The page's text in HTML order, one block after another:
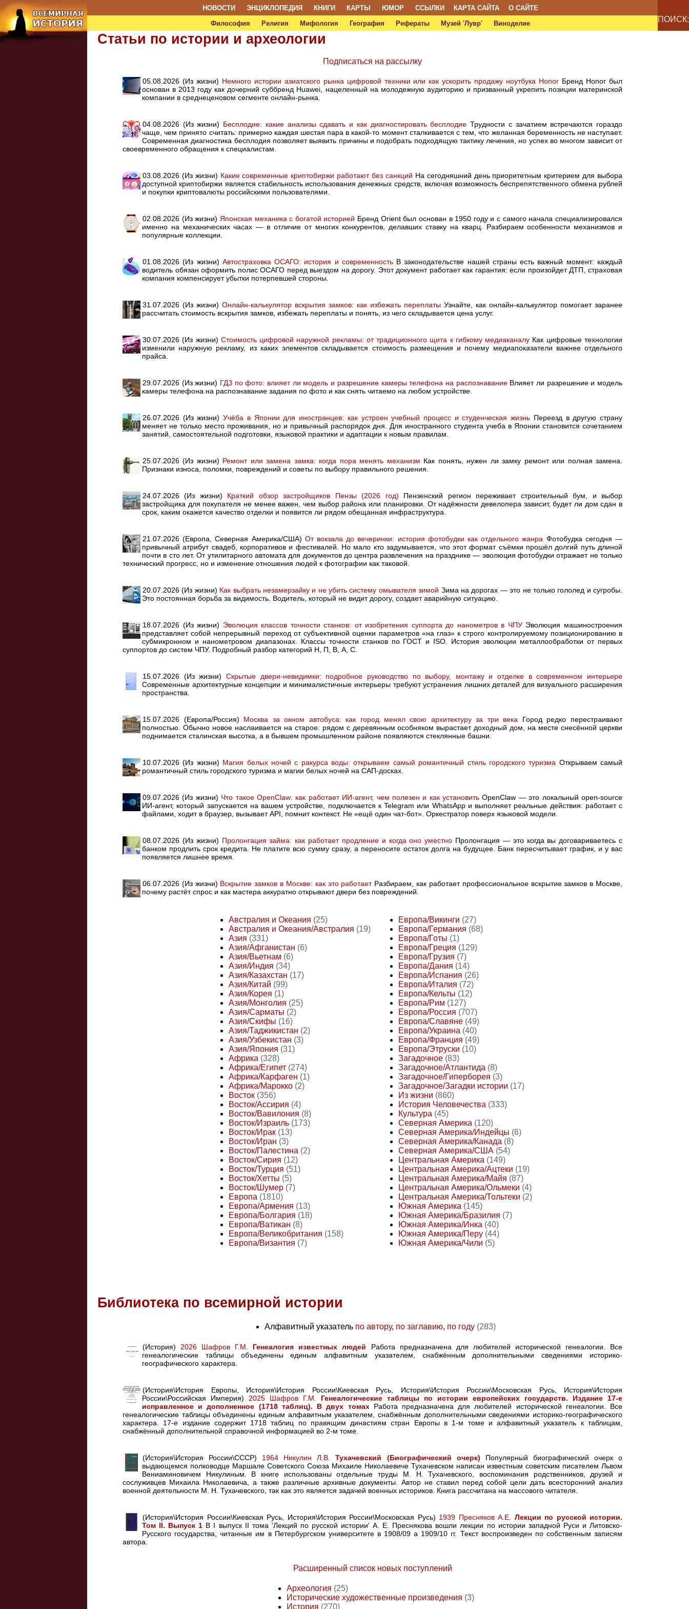
НОВОСТИ ЭНЦИКЛОПЕДИЯ КНИГИ КАРТЫ ЮМОР ССЫЛКИ КАРТА САЙТА
О САЙТЕ
Философия
Религия Мифология География Рефераты Музей 'Лувр' Виноделие ПОИСК:
Статьи по истории и археологии
Подписаться на рассылку
05.08.2026 (Из жизни) Немного истории азиатского рынка цифровой техники или как ускорить продажу ноутбука Honor Бренд Honor был
основан в 2013 году как дочерний суббренд Huawei, нацеленный на молодежную аудиторию и призванный укрепить позиции материнской
компании в среднеценовом сегменте онлайн-рынка.
04.08.2026 (Из жизни) Бесплодие: какие анализы сдавать и как диагностировать бесплодие Трудности с зачатием встречаются гораздо
чаще, чем принято считать: примерно каждая шестая пара в какой-то момент сталкивается с тем, что желанная беременность не наступает.
Современная диагностика бесплодия позволяет выявить причины и подобрать подходящую тактику лечения, но успех во многом зависит от
своевременного обращения к специалистам.
03.08.2026 (Из жизни) Какие современные криптобиржи работают без санкций На сегодняшний день приоритетным критерием для выбора
доступной криптобиржи является стабильность использования денежных средств, включая возможность беспрепятственного обмена рублей
и покупки криптовалюты российскими пользователями.
02.08.2026 (Из жизни) Японская механика с богатой историей Бренд Orient был основан в 1950 году и с самого начала специализировался
именно на механических часах — в отличие от многих конкурентов, делавших ставку на кварц. Разбираем особенности механизмов и
популярные коллекции.
01.08.2026 (Из жизни) Автостраховка ОСАГО: история и современностьВ законодательстве нашей страны есть важный момент: каждый
водитель обязан оформить полис ОСАГО перед выездом на дорогу. Этот документ работает как гарантия: если произойдет ДТП, страховая
компания компенсирует убытки потерпевшей стороны.
31.07.2026 (Из жизни) Онлайн-калькулятор вскрытия замков: как избежать переплаты Узнайте, как онлайн-калькулятор помогает заранее
рассчитать стоимость вскрытия замков, избежать переплаты и понять, из чего складывается цена услуг.
30.07.2026 (Из жизни) Стоимость цифровой наружной рекламы: от традиционного щита к гибкому медиаканалу Как цифровые технологии
изменили наружную рекламу, из каких элементов складывается стоимость размещения и почему медиапоказатели важнее отдельного
прайса.
29.07.2026 (Из жизни) ГДЗ по фото: влияет ли модель и разрешение камеры телефона на распознаваниеВлияет ли разрешение и модель
камеры телефона на распознавание задания по фото и как снять читаемо на любом устройстве.
26.07.2026 (Из жизни)Учёба в Японии для иностранцев: как устроен учебный процесс и студенческая жизнь Переезд в другую страну
меняет не только место проживания, но и привычный распорядок дня. Для иностранного студента учеба в Японии становится сочетанием
занятий, самостоятельной подготовки, языковой практики и адаптации к новым правилам.
25.07.2026 (Из жизни) Ремонт или замена замка: когда пора менять механизм Как понять, нужен ли замку ремонт или полная замена.
Признаки износа, поломки, повреждений и советы по выбору правильного решения.
24.07.2026 (Из жизни) Краткий обзор застройщиков Пензы (2026 год) Пензенский регион переживает строительный бум, и выбор
застройщика для покупателя не менее важен, чем выбор района или планировки. От надёжности девелопера зависит, будет ли дом сдан в
срок, каким окажется качество отделки и появится ли рядом обещанная инфраструктура.
21.07.2026 (Европа, Северная Америка/США) От вокзала до вечеринки: история фотобудки как отдельного жанра Фотобудка сегодня —
привычный атрибут свадеб, корпоративов и фестивалей. Но мало кто задумывается, что этот формат съёмки прошёл долгий путь длиной
почти в сто лет. От утилитарного автомата для документов до центра развлечения на празднике — эволюция фотобудки отражает не только
технический прогресс, но и изменение отношения людей к фотографии как таковой.
20.07.2026 (Из жизни) Как выбрать незамерзайку и не убить систему омывателя зимой Зима на дорогах — это не только гололед и сугробы.
Это постоянная борьба за видимость. Водитель, который не видит дорогу, создает аварийную ситуацию.
18.07.2026 (Из жизни) Эволюция классов точности станков: от изобретения суппорта до нанометров в ЧПУЭволюция машиностроения
представляет собой непрерывный переход от субъективной оценки параметров «на глаз» к строго контролируемому позиционированию в
субмикронном и нанометровом диапазонах. Классы точности станков по ГОСТ и ISO. История эволюции металлообработки от первых
суппортов до систем ЧПУ. Подробный разбор категорий Н, П, В, А, С.
15.07.2026 (Из жизни) Скрытые двери-невидимки: подробное руководство по выбору, монтажу и отделке в современном интерьере
Современные архитектурные концепции и минималистичные интерьеры требуют устранения лишних деталей для визуального расширения
пространства.
15.07.2026 (Европа/Россия) Москва за окном автобуса: как город менял свою архитектуру за три века Город редко перестраивают
полностью. Обычно новое наслаивается на старое: рядом с деревянным особняком вырастает доходный дом, на месте снесённой церкви
поднимается сталинская высотка, а в бывшем промышленном районе появляются стеклянные башни.
10.07.2026 (Из жизни) Магия белых ночей с ракурса воды: открываем самый романтичный стиль городского туризма Открываем самый
романтичный стиль городского туризма и магии белых ночей на САП-досках.
09.07.2026 (Из жизни) Что такое OpenClaw: как работает ИИ-агент, чем полезен и как установить OpenClaw — это локальный open-source
ИИ-агент, который запускается на вашем устройстве, подключается к Telegram или WhatsApp и выполняет реальные действия: работает с
файлами, ходит в браузер, вызывает API, помнит контекст. Не «ещё один чат-бот». Оркестратор поверх языковой модели.
08.07.2026 (Из жизни) Пролонгация займа: как работает продление и когда оно уместно Пролонгация — это когда вы договариваетесь с
банком продлить срок кредита. Не платите всю сумму сразу, а переносите остаток долга на будущее. Банк пересчитывает график, и у вас
появляется лишнее время.
06.07.2026 (Из жизни) Вскрытие замков в Москве: как это работаетРазбираем, как работает профессиональное вскрытие замков в Москве,
почему растёт спрос и как мастера аккуратно открывают двери без повреждений.
Австралия и Океания (25)
Австралия и Океания/Австралия (19)
Азия (331)
Азия/Афганистан (6)
Азия/Вьетнам (6)
Азия/Индия (34)
Азия/Казахстан (17)
Азия/Китай (99)
Азия/Корея (1)
Азия/Монголия (25)
Азия/Сарматы (2)
Азия/Скифы (16)
Азия/Таджикистан (2)
Азия/Узбекистан (3)
Азия/Япония (31)
Африка (328)
Африка/Египет (274)
Африка/Карфаген (1)
Африка/Марокко (2)
Восток (356)
Восток/Ассирия (4)
Восток/Вавилония (8)
Восток/Израиль (173)
Восток/Ирак (13)
Восток/Иран (3)
Восток/Палестина (2)
Восток/Сирия (12)
Восток/Турция (51)
Восток/Хетты (5)
Восток/Шумер (7)
Европа (1810)
Европа/Армения (13)
Европа/Болгария (18)
Европа/Ватикан (8)
Европа/Великобритания (158)
Европа/Византия (7)
Европа/Викинги (27)
Европа/Германия (68)
Европа/Готы (1)
Европа/Греция (129)
Европа/Грузия (7)
Европа/Дания (14)
Европа/Испания (26)
Европа/Италия (72)
Европа/Кельты (12)
Европа/Рим (127)
Европа/Россия (707)
Европа/Славяне (49)
Европа/Украина (40)
Европа/Франция (49)
Европа/Этруски (10)
Загадочное (83)
Загадочное/Атлантида (8)
Загадочное/Гиперборея (3)
Загадочное/Загадки истории (17)
Из жизни (860)
История Человечества (333)
Культура (45)
Северная Америка (120)
Северная Америка/Индейцы (6)
Северная Америка/Канада (8)
Северная Америка/США (54)
Центральная Америка (149)
Центральная Америка/Ацтеки (19)
Центральная Америка/Майя (87)
Центральная Америка/Ольмеки (4)
Центральная Америка/Тольтеки (2)
Южная Америка (145)
Южная Америка/Бразилия (7)
Южная Америка/Инка (40)
Южная Америка/Перу (44)
Южная Америка/Чили (5)
Библиотека по всемирной истории
Алфавитный указатель по автору, по заглавию, по году (283)
(История) 2026 Шафров Г.М. Генеалогия известных людей Работа предназначена для любителей исторической генеалогии. Все
генеалогические таблицы объединены единым алфавитным указателем, снабжённым дополнительными сведениями историко-
географического характера.
(История\История Европы, История\История России\Киевская Русь, История\История России\Московская Русь, История\История
России\Российская Империя) 2025 Шафров Г.М. Генеалогические таблицы по истории европейских государств. Издание 17-е
исправленное и дополненное (1718 таблиц). В двух томахРабота предназначена для любителей исторической генеалогии. Все
генеалогические таблицы объединены единым алфавитным указателем, снабжённым дополнительными сведениями историко-географического
характера. 17-е издание содержит 1718 таблиц по правящим династиям стран Европы в 1-м томе и алфавитный указатель к таблицам,
снабжённый дополнительной справочной информацией во 2-м томе.
(История\История России\СССР) 1964 Никулин Л.В.Тухачевский (Биографический очерк) Популярный биографический очерк о
выдающемся полководце Маршале Советского Союза Михаиле Николаевиче Тухачевском написан известным советским писателем Львом
Вениаминовичем Никулиным. В книге использованы отдельные труды М. Н. Тухачевского, воспоминания родственников, друзей и
сослуживцев Михаила Николаевича, а также различные архивные документы. Автор не ставил перед собой цели дать всесторонний анализ
военной деятельности М. Н. Тухачевского, так как это является задачей военных историков. Книга рассчитана на массового читателя.
(История\История России\Киевская Русь, История\История России\Московская Русь) 1939 Пресняков А.Е. Лекции по русской истории.
Том II. Выпуск 1 В I выпуск II тома 'Лекций по русской истории' А. Е. Преснякова вошли лекции по истории западной Руси и Литовско-
Русского государства, читанные им в Петербургском университете в 1908/09 а 1909/10 гг. Текст воспроизведен по собственным записям
автора.
Расширенный список новых поступлений
Археология (25)
Исторические художественные произведения (3)
История (270)